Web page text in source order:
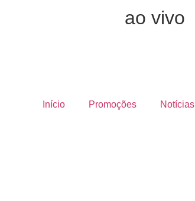
ao vivo
Início Promoções Notícias